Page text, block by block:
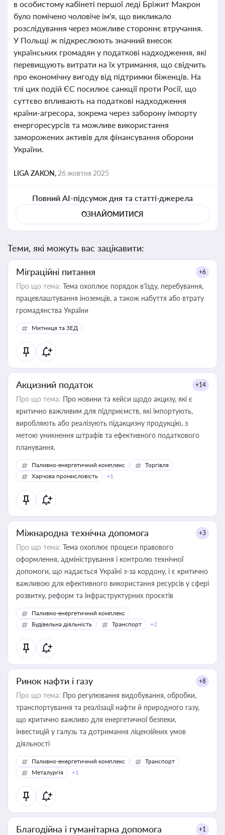
в особистому кабінеті першої леді Бріжит Макрон
було помічено чоловіче ім'я, що викликало
розслідування через можливе стороннє втручання.
У Польщі ж підкреслюють значний внесок
українських громадян у податкові надходження, які
перевищують витрати на їх утримання, що свідчить
про економічну вигоду від підтримки біженців. На
тлі цих подій ЄС посилює санкції проти Росії, що
суттєво впливають на податкові надходження
країни-агресора, зокрема через заборону імпорту
енергоресурсів та можливе використання
заморожених активів для фінансування оборони
України.
LIGA ZAKON, 26 жовтня 2025
Повний AI-підсумок дня та статті-джерела
ОЗНАЙОМИТИСЯ
Теми, які можуть вас зацікавити:
Міграційні питання +6
Про що тема: Тема охоплює порядок в’їзду, перебування,
працевлаштування іноземців, а також набуття або втрату
громадянства України
Митниця та ЗЕД
Акцизний податок +14
Про що тема: Про новини та кейси щодо акцизу, які є
критично важливим для підприємств, які імпортують,
виробляють або реалізують підакцизну продукцію, з
метою уникнення штрафів та ефективного податкового
планування.
Паливно-енергетичний комплекс
Торгівля
Харчова промисловість
+1
Міжнародна технічна допомога +3
Про що тема: Тема охоплює процеси правового
оформлення, адміністрування і контролю технічної
допомоги, що надається Україні з-за кордону, і є критично
важливою для ефективного використання ресурсів у сфері
розвитку, реформ та інфраструктурних проєктів
Паливно-енергетичний комплекс
Будівельна діяльність
Транспорт +2
Ринок нафти і газу +8
Про що тема: Про регулювання видобування, обробки,
транспортування та реалізації нафти й природного газу,
що критично важливо для енергетичної безпеки,
інвестицій у галузь та дотримання ліцензійних умов
діяльності
Паливно-енергетичний комплекс
Транспорт
Металургія
+1
Благодійна і гуманітарна допомога +1